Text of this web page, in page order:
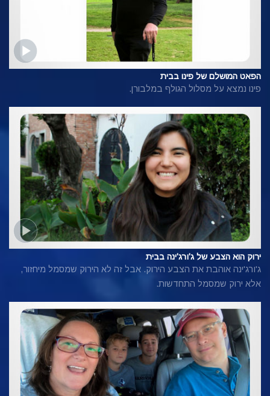
הפאט המושלם של פינו בבית
פינו נמצא על מסלול הגולף במלבורן.
ירוק הוא הצבע של ג'ורג'ינה בבית
ג'ורג'ינה אוהבת את הצבע הירוק. אבל זה לא הירוק שמסמל מיחזור,
אלא ירוק שמסמל התחדשות.